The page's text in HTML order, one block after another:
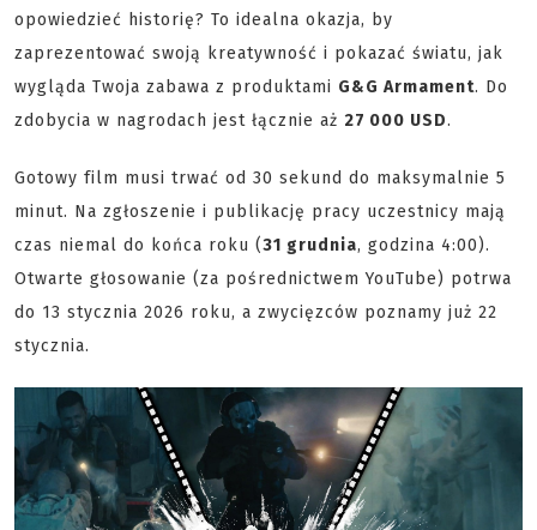
opowiedzieć historię? To idealna okazja, by
zaprezentować swoją kreatywność i pokazać światu, jak
wygląda Twoja zabawa z produktami G&G Armament. Do
zdobycia w nagrodach jest łącznie aż 27 000 USD.
Gotowy film musi trwać od 30 sekund do maksymalnie 5
minut. Na zgłoszenie i publikację pracy uczestnicy mają
czas niemal do końca roku (31 grudnia, godzina 4:00).
Otwarte głosowanie (za pośrednictwem YouTube) potrwa
do 13 stycznia 2026 roku, a zwycięzców poznamy już 22
stycznia.